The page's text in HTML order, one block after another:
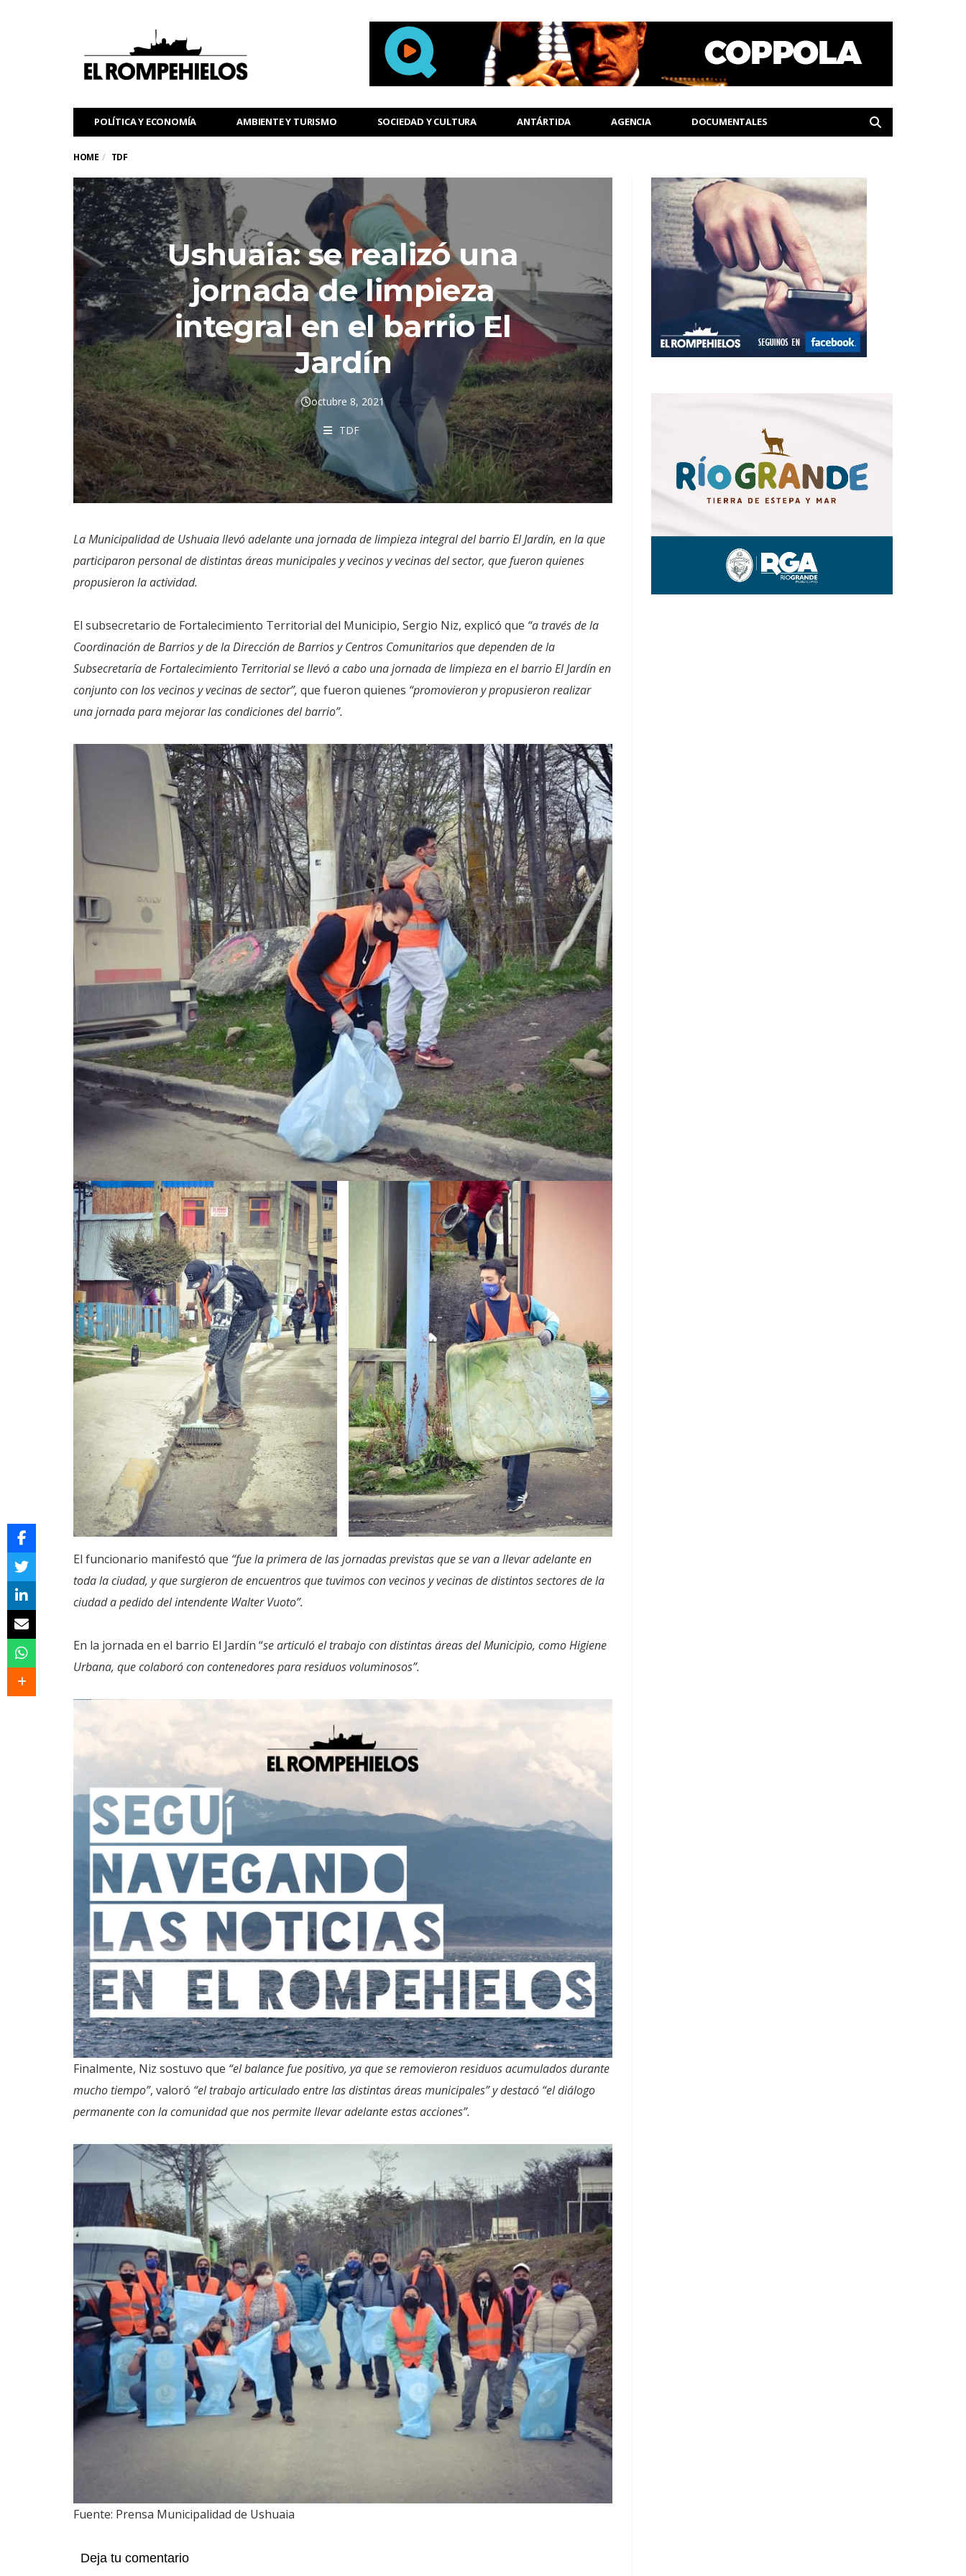
POLÍTICA Y ECONOMÍA AMBIENTE Y TURISMO SOCIEDAD Y CULTURA ANTÁRTIDA AGENCIA DOCUMENTALES
HOME TDF
Ushuaia: se realizó una
jornada de limpieza
integral en el barrio El
Jardín
octubre 8, 2021
TDF
La Municipalidad de Ushuaia llevó adelante una jornada de limpieza integral del barrio El Jardín, en la que
participaron personal de distintas áreas municipales y vecinos y vecinas del sector, que fueron quienes
propusieron la actividad.
El subsecretario de Fortalecimiento Territorial del Municipio, Sergio Niz, explicó que “a través de la
Coordinación de Barrios y de la Dirección de Barrios y Centros Comunitarios que dependen de la
Subsecretaría de Fortalecimiento Territorial se llevó a cabo una jornada de limpieza en el barrio El Jardín en
conjunto con los vecinos y vecinas de sector”, que fueron quienes “promovieron y propusieron realizar
una jornada para mejorar las condiciones del barrio”.
El funcionario manifestó que “fue la primera de las jornadas previstas que se van a llevar adelante en
toda la ciudad, y que surgieron de encuentros que tuvimos con vecinos y vecinas de distintos sectores de la
ciudad a pedido del intendente Walter Vuoto”.
En la jornada en el barrio El Jardín “se articuló el trabajo con distintas áreas del Municipio, como Higiene
Urbana, que colaboró con contenedores para residuos voluminosos”.
Finalmente, Niz sostuvo que “el balance fue positivo, ya que se removieron residuos acumulados durante
mucho tiempo”, valoró “el trabajo articulado entre las distintas áreas municipales” y destacó “el diálogo
permanente con la comunidad que nos permite llevar adelante estas acciones”.
Fuente: Prensa Municipalidad de Ushuaia
Deja tu comentario